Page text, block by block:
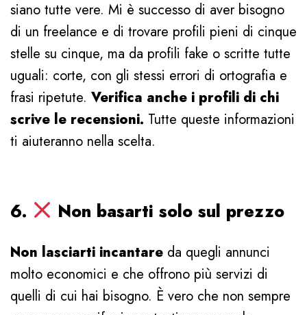
siano tutte vere. Mi è successo di aver bisogno
di un freelance e di trovare profili pieni di cinque
stelle su cinque, ma da profili fake o scritte tutte
uguali: corte, con gli stessi errori di ortografia e
frasi ripetute. Verifica anche i profili di chi
scrive le recensioni. Tutte queste informazioni
ti aiuteranno nella scelta.
6. Non basarti solo sul prezzo
Non lasciarti incantare da quegli annunci
molto economici e che offrono più servizi di
quelli di cui hai bisogno. È vero che non sempre